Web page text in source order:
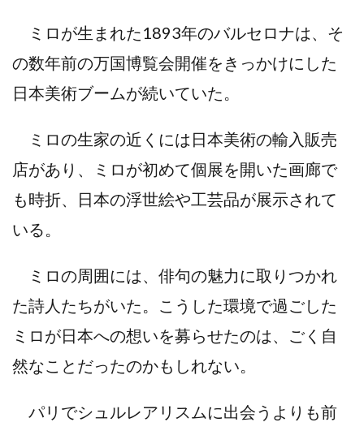
ミロが⽣まれた1893年のバルセロナは、そ
の数年前の万国博覧会開催をきっかけにした
⽇本美術ブームが続いていた。
ミロの⽣家の近くには⽇本美術の輸⼊販売
店があり、ミロが初めて個展を開いた画廊で
も時折、⽇本の浮世絵や⼯芸品が展⽰されて
いる。
ミロの周囲には、俳句の魅⼒に取りつかれ
た詩⼈たちがいた。こうした環境で過ごした
ミロが⽇本への想いを募らせたのは、ごく⾃
然なことだったのかもしれない。
パリでシュルレアリスムに出会うよりも前